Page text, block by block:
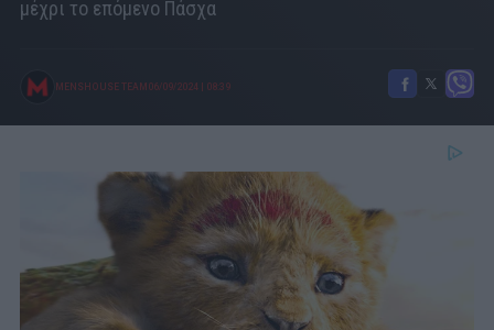
μέχρι το επόμενο Πάσχα
MENSHOUSE TEAM 06/09/2024 08:39